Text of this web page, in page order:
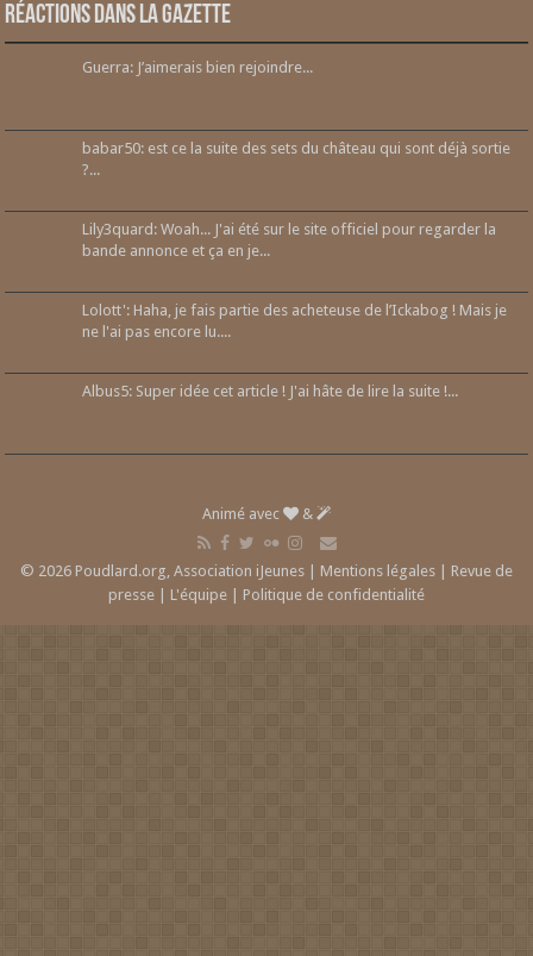
Réactions dans la gazette
Guerra: J’aimerais bien rejoindre...
babar50: est ce la suite des sets du château qui sont déjà sortie
?...
Lily3quard: Woah... J'ai été sur le site officiel pour regarder la
bande annonce et ça en je...
Lolott': Haha, je fais partie des acheteuse de l’Ickabog ! Mais je
ne l'ai pas encore lu....
Albus5: Super idée cet article ! J'ai hâte de lire la suite !...
Animé avec &
© 2026 Poudlard.org, Association iJeunes | Mentions légales | Revue de
presse | L'équipe | Politique de confidentialité